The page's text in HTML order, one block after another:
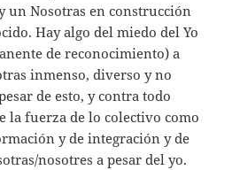
un Nosotras en construcción
Hay algo del miedo del Yo
de reconocimiento) a
inmenso, diverso y no
de esto, y contra todo
la fuerza de lo colectivo como
y de integración y de
nosotres a pesar del yo.